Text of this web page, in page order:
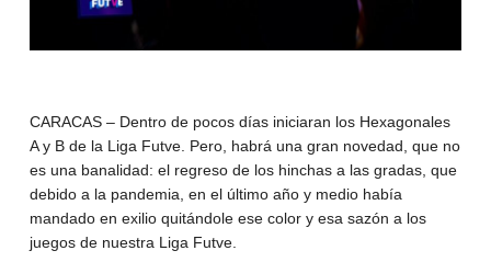
CARACAS – Dentro de pocos días iniciaran los Hexagonales
A y B de la Liga Futve. Pero, habrá una gran novedad, que no
es una banalidad: el regreso de los hinchas a las gradas, que
debido a la pandemia, en el último año y medio había
mandado en exilio quitándole ese color y esa sazón a los
juegos de nuestra Liga Futve.